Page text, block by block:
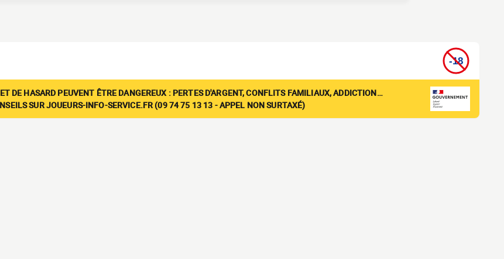
DE HASARD PEUVENT ÊTRE DANGEREUX : PERTES D'ARGENT, CONFLITS FAMILIAUX, ADDICTION…
SUR JOUEURS-INFO-SERVICE.FR (09 74 75 13 13 - APPEL NON SURTAXÉ)